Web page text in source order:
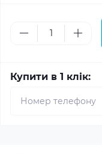
Купити в 1 клік: